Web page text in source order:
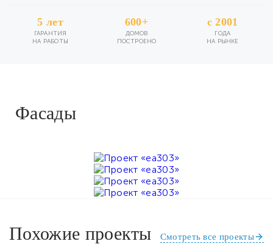
5 лет
ГАРАНТИЯ
НА РАБОТЫ
600+
ДОМОВ
ПОСТРОЕНО
с 2001
ГОДА
НА РЫНКЕ
Фасады
Похожие проекты Смотреть все проекты